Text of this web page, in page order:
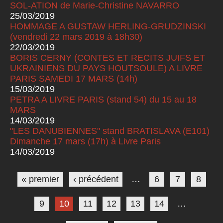
SOL-ATION de Marie-Christine NAVARRO
25/03/2019
HOMMAGE A GUSTAW HERLING-GRUDZINSKI
(vendredi 22 mars 2019 à 18h30)
22/03/2019
BORIS CERNY (CONTES ET RECITS JUIFS ET
UKRAINIENS DU PAYS HOUTSOULE) A LIVRE
PARIS SAMEDI 17 MARS (14h)
15/03/2019
PETRA A LIVRE PARIS (stand 54) du 15 au 18
MARS
14/03/2019
"LES DANUBIENNES" stand BRATISLAVA (E101)
Dimanche 17 mars (17h) à Livre Paris
14/03/2019
Pages
« premier ‹ précédent … 6 7 8
9 10 11 12 13 14 …